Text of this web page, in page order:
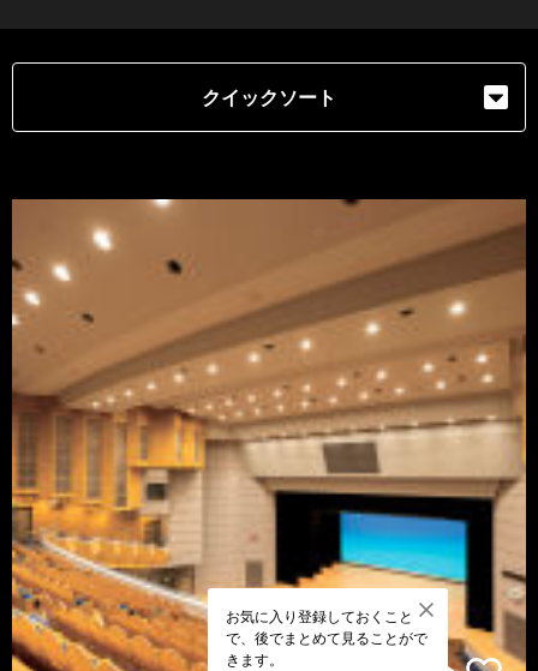
クイックソート
お気に入り登録しておくこと
で、後でまとめて見ることがで
きます。